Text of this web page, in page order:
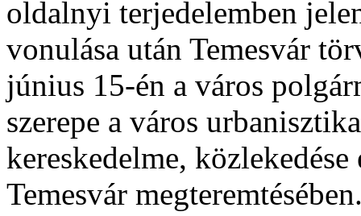
oldalnyi terjedelemben
vonulása után Temesvár
június 15-én a város
szerepe a város
kereskedelme,
Temesvár